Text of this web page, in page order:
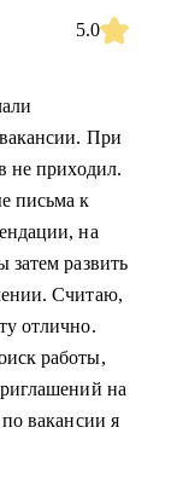
5.0
При
не приходил.
письма к
на
затем развить
Считаю,
отлично.
работы,
на
вакансии я